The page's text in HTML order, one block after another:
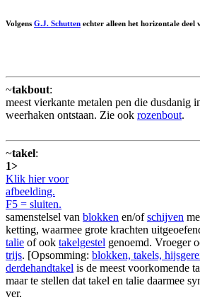
Volgens G.J. Schutten echter alleen het horizontale deel
~takbout:
meest vierkante metalen pen die dusdanig
weerhaken ontstaan. Zie ook rozenbout.
~takel:
1>
Klik hier voor
afbeelding.
F5 = sluiten.
samenstelsel van blokken en/ofschijven
ketting, waarmee grote krachten
talie of ook takelgestel genoemd. Vroeger
trijs. [Opsomming: blokken, takels,
derdehandtakel is de meest voorkomende
maar te stellen dat takel en talie daarmee
ver.